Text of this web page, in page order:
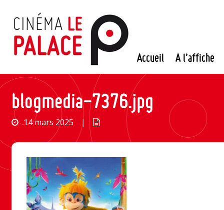
contenu
Accueil A l’affiche
blogmedia-7376.jpg
14 mars 2025 |